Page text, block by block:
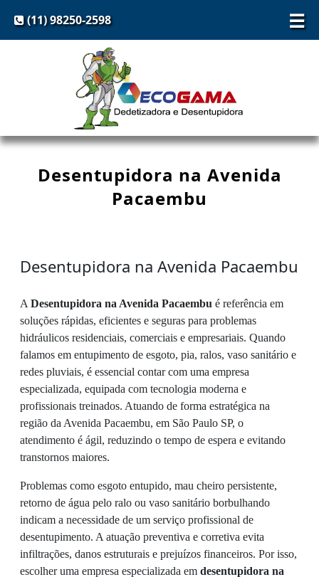
☰
(11) 98250-2598
Desentupidora na Avenida
Pacaembu
Desentupidora na Avenida Pacaembu
A Desentupidora na Avenida Pacaembu é referência em
soluções rápidas, eficientes e seguras para problemas
hidráulicos residenciais, comerciais e empresariais. Quando
falamos em entupimento de esgoto, pia, ralos, vaso sanitário e
redes pluviais, é essencial contar com uma empresa
especializada, equipada com tecnologia moderna e
profissionais treinados. Atuando de forma estratégica na
região da Avenida Pacaembu, em São Paulo SP, o
atendimento é ágil, reduzindo o tempo de espera e evitando
transtornos maiores.
Problemas como esgoto entupido, mau cheiro persistente,
retorno de água pelo ralo ou vaso sanitário borbulhando
indicam a necessidade de um serviço profissional de
desentupimento. A atuação preventiva e corretiva evita
infiltrações, danos estruturais e prejuízos financeiros. Por isso,
escolher uma empresa especializada em desentupidora na